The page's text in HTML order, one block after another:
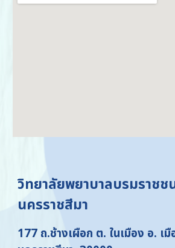
วิทยาลัยพยาบาลบรมราชช
นครราชสีมา
177 ถ.ช้างเผือก ต. ในเมือง อ. เมื